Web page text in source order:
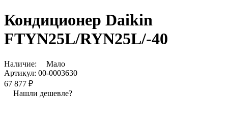
Кондиционер Daikin
FTYN25L/RYN25L/-40
Наличие:
Мало
Артикул: 00-0003630
67 877 ₽
Нашли дешевле?